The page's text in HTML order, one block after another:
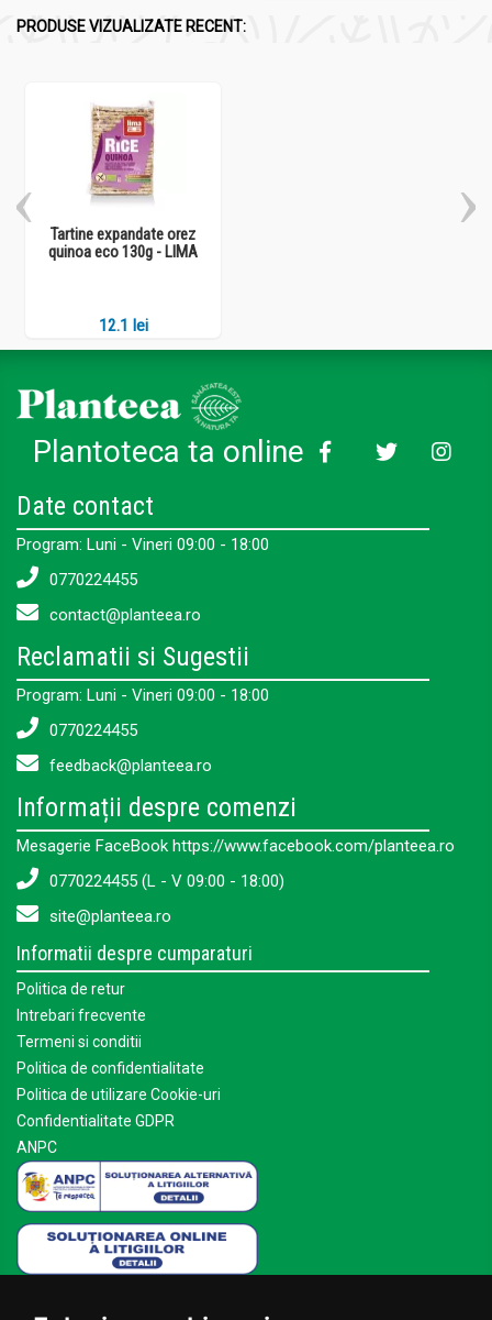
PRODUSE VIZUALIZATE RECENT:
Tartine expandate orez
quinoa eco 130g - LIMA
12.1 lei
Plantoteca ta online
Date contact
Program: Luni - Vineri 09:00 - 18:00
0770224455
contact@planteea.ro
Reclamatii si Sugestii
Program: Luni - Vineri 09:00 - 18:00
0770224455
feedback@planteea.ro
Informații despre comenzi
Mesagerie FaceBook https://www.facebook.com/planteea.ro
0770224455 (L - V 09:00 - 18:00)
site@planteea.ro
Informatii despre cumparaturi
Politica de retur
Intrebari frecvente
Termeni si conditii
Politica de confidentialitate
Politica de utilizare Cookie-uri
Confidentialitate GDPR
ANPC